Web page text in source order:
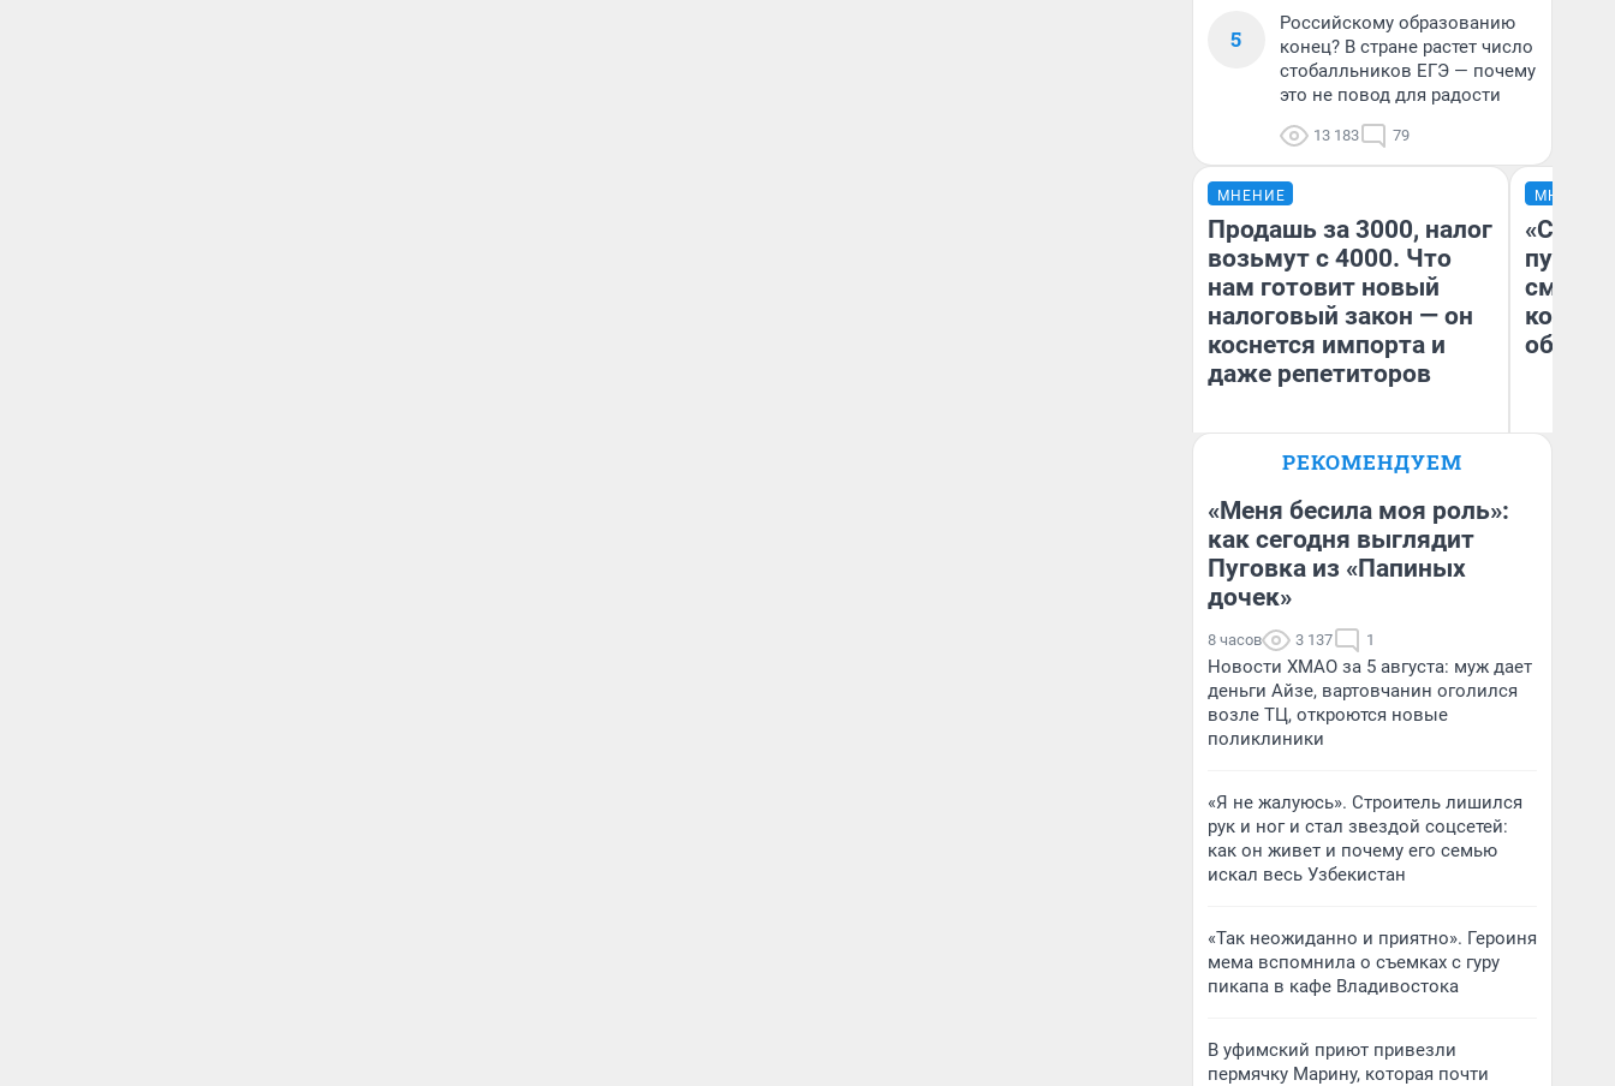
5
Российскому образованию
конец? В стране растет число
стобалльников ЕГЭ — почему
это не повод для радости
13 183 79
МНЕНИЕ
Продашь за 3000, налог
возьмут с 4000. Что
нам готовит новый
налоговый закон — он
коснется импорта и
даже репетиторов
Анастасия Завгородняя
МНЕНИЕ
РЕКОМЕНДУЕМ
«Меня бесила моя роль»:
как сегодня выглядит
Пуговка из «Папиных
дочек»
8 часов 3 137 1
Новости ХМАО за 5 августа: муж дает
деньги Айзе, вартовчанин оголился
возле ТЦ, откроются новые
поликлиники
«Я не жалуюсь». Строитель лишился
рук и ног и стал звездой соцсетей:
как он живет и почему его семью
искал весь Узбекистан
«Так неожиданно и приятно». Героиня
мема вспомнила о съемках с гуру
пикапа в кафе Владивостока
В уфимский приют привезли
пермячку Марину, которая почти